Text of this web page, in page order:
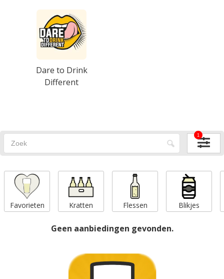
Dare to Drink
Different
1
Favorieten Kratten Flessen Blikjes
Geen aanbiedingen gevonden.